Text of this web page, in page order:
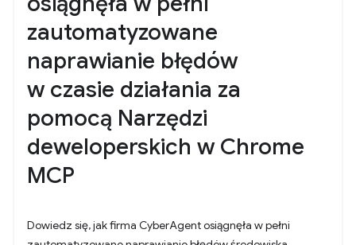
zautomatyzowane
naprawianie błędów
w czasie działania za
pomocą Narzędzi
deweloperskich w Chrome
MCP
Dowiedz się, jak firma CyberAgent osiągnęła w pełni